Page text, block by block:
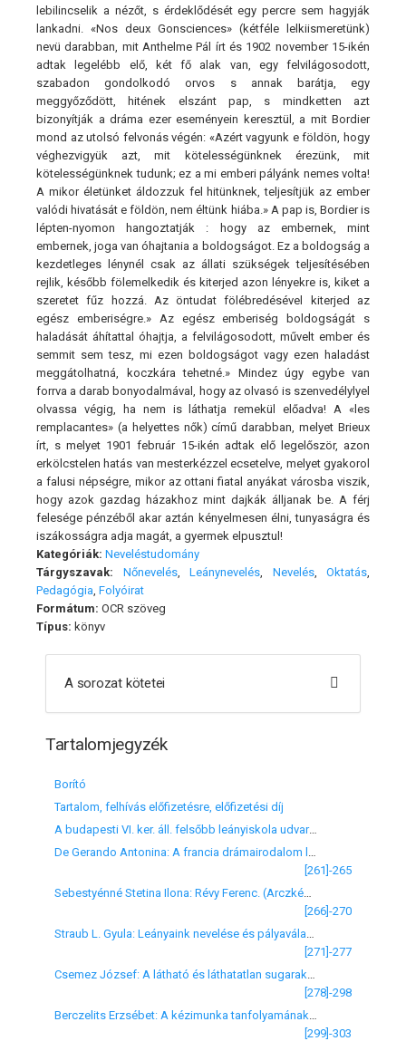
lebilincselik a nézőt, s érdeklődését egy percre sem hagyják
lankadni. «Nos deux Gonsciences» (kétféle lelkiismeretünk)
nevü darabban, mit Anthelme Pál írt és 1902 november 15-ikén
adtak legelébb elő, két fő alak van, egy felvilágosodott,
szabadon gondolkodó orvos s annak barátja, egy
meggyőződött, hitének elszánt pap, s mindketten azt
bizonyítják a dráma ezer eseményein keresztül, a mit Bordier
mond az utolsó felvonás végén: «Azért vagyunk e földön, hogy
véghezvigyük azt, mit kötelességünknek érezünk, mit
kötelességünknek tudunk; ez a mi emberi pályánk nemes volta!
A mikor életünket áldozzuk fel hitünknek, teljesítjük az ember
valódi hivatását e földön, nem éltünk hiába.» A pap is, Bordier is
lépten-nyomon hangoztatják : hogy az embernek, mint
embernek, joga van óhajtania a boldogságot. Ez a boldogság a
kezdetleges lénynél csak az állati szükségek teljesítésében
rejlik, később fölemelkedik és kiterjed azon lényekre is, kiket a
szeretet fűz hozzá. Az öntudat fölébredésével kiterjed az
egész emberiségre.» Az egész emberiség boldogságát s
haladását áhítattal óhajtja, a felvilágosodott, művelt ember és
semmit sem tesz, mi ezen boldogságot vagy ezen haladást
meggátolhatná, koczkára tehetné.» Mindez úgy egybe van
forrva a darab bonyodalmával, hogy az olvasó is szenvedélylyel
olvassa végig, ha nem is láthatja remekül előadva! A «les
remplacantes» (a helyettes nők) című darabban, melyet Brieux
írt, s melyet 1901 február 15-ikén adtak elő legelőször, azon
erkölcstelen hatás van mesterkézzel ecsetelve, melyet gyakorol
a falusi népségre, mikor az ottani fiatal anyákat városba viszik,
hogy azok gazdag házakhoz mint dajkák álljanak be. A férj
felesége pénzéből akar aztán kényelmesen élni, tunyaságra és
iszákosságra adja magát, a gyermek elpusztul!
Kategóriák: Neveléstudomány
Tárgyszavak:
Nőnevelés, Leánynevelés Nevelés, Oktatás
Pedagógia Folyóirat
Formátum: OCR szöveg
Típus: könyv
A sorozat kötetei
Tartalomjegyzék
Borító
Tartalom, felhívás előfizetésre, előfizetési díj
A budapesti VI. ker. áll. felsőbb leányiskola udvara óraközi szünetekben. (Fotó)
[261]-265
[266]-270
[271]-277
[278]-298
[299]-303